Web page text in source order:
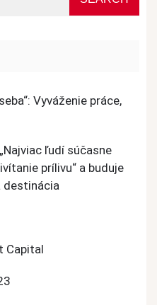
Vyváženie práce,
ľudí súčasne
prílivu“ a buduje
destinácia
Capital